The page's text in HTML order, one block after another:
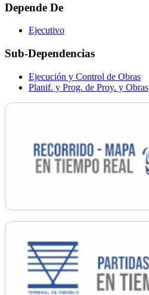
Depende De
Ejecutivo
Sub-Dependencias
Ejecución y Control de Obras
Planif. y Prog. de Proy. y Obras